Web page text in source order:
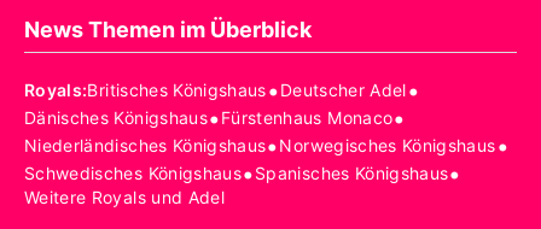
News Themen im Überblick
Royals:Britisches Königshaus•Deutscher Adel•
Dänisches Königshaus•Fürstenhaus Monaco•
Niederländisches Königshaus•Norwegisches Königshaus•
Schwedisches Königshaus•Spanisches Königshaus•
Weitere Royals und Adel